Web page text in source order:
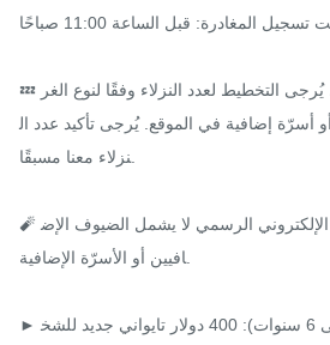
وقت تسجيل المغادرة: قبل الساعة 11:00 صباحًا.
💤 للحفاظ على جودة الإقامة، يُرجى التخطيط لعدد النزلاء وفقًا لنوع الغر
أسرّة إضافية في الموقع. يُرجى تأكيد عدد ال
نزلاء معنا مسبقًا.
🧨 السعر الموضح على الموقع الإلكتروني الرسمي لا يشمل الضيوف الإض
افيين أو الأسرّة الإضافية.
► الضيف الإضافي (من 0 إلى 6 سنوات): 400 دولار تايواني جديد للشخ